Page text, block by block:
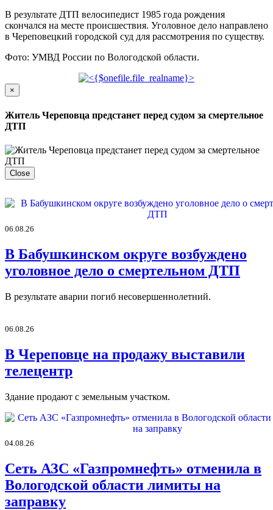
В результате ДТП велосипедист 1985 года рождения
скончался на месте происшествия. Уголовное дело направлено
в Череповецкий городской суд для рассмотрения по существу.
Фото: УМВД России по Вологодской области.
×
Житель Череповца предстанет перед судом за смертельное
ДТП
Close
06.08.26
В Бабушкинском округе возбуждено
уголовное дело о смертельном ДТП
В результате аварии погиб несовершеннолетний.
06.08.26
В Череповце на продажу выставили
телецентр
Здание продают с земельным участком.
04.08.26
Сеть АЗС «Газпромнефть» отменила в
Вологодской области лимиты на
заправку